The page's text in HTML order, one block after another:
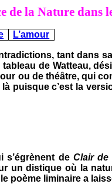
de la Nature dans
L’amour
tant dans
de Watteau,
ou de théâtre, qui
puisque c’est la
s’égrènent de Clair de
un distique où la
poème liminaire a